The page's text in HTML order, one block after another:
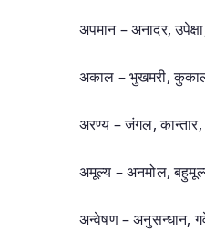
अपमान – अनादर,
अकाल – भुखमरी, कुकाल,
अरण्य – जंगल,
अमूल्य – अनमोल,
अन्वेषण – अनुसन्धान,